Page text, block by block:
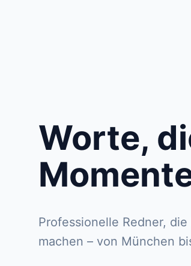
Worte,
Professionelle Redner,
machen – von München